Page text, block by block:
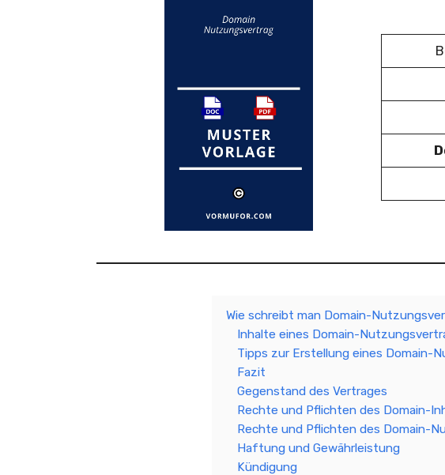
Wie schreibt man Domain-
Inhalte eines Domain-
Tipps zur Erstellung eines Domain-
Fazit
Gegenstand des Vertrages
Rechte und Pflichten des Domain-
Rechte und Pflichten des Domain-
Haftung und Gewährleistung
Kündigung